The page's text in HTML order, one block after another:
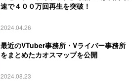
速で４００万回再生を突破！
2024.04.26
最近のVTuber事務所・Vライバー事務所
をまとめたカオスマップを公開
2024.08.23